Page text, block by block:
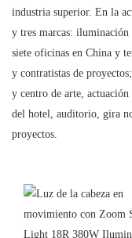
industria superior. En la
y tres marcas:
siete oficinas en China y
y contratistas de
y centro de arte,
del hotel, auditorio, gira
proyectos.